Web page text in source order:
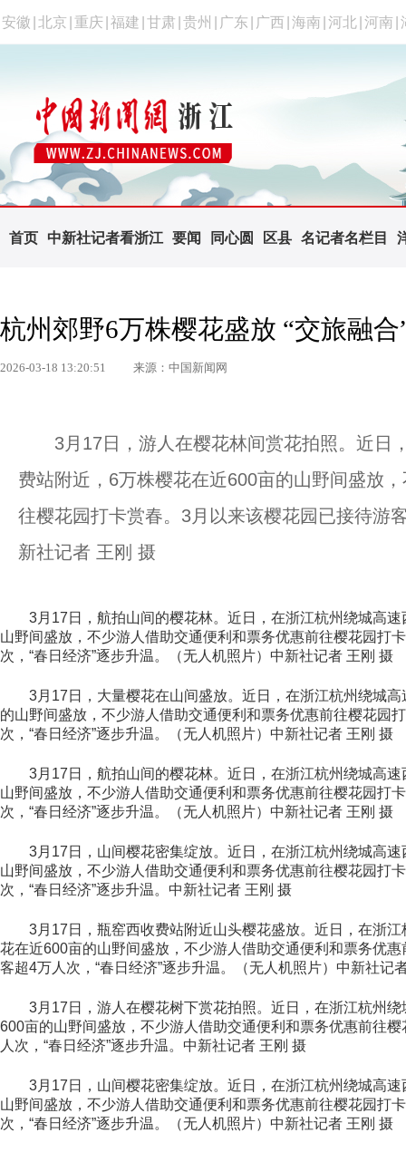
安徽 北京 重庆 福建 甘肃 贵州 广东 广西 海南 河北 河南
首页 中新社记者看浙江 要闻 同心圆 区县 名记者名栏目
杭州郊野6万株樱花盛放 “交旅融合
2026-03-18 13:20:51 来源：中国新闻网
3月17日，游人在樱花林间赏花拍照。近日
费站附近，6万株樱花在近600亩的山野间盛放
往樱花园打卡赏春。3月以来该樱花园已接待游
新社记者 王刚 摄
3月17日，航拍山间的樱花林。近日，在浙江杭州绕城高速
山野间盛放，不少游人借助交通便利和票务优惠前往樱花园打
次，“春日经济”逐步升温。（无人机照片）中新社记者 王刚 摄
3月17日，大量樱花在山间盛放。近日，在浙江杭州绕城高
的山野间盛放，不少游人借助交通便利和票务优惠前往樱花园
次，“春日经济”逐步升温。（无人机照片）中新社记者 王刚 摄
3月17日，航拍山间的樱花林。近日，在浙江杭州绕城高速
山野间盛放，不少游人借助交通便利和票务优惠前往樱花园打
次，“春日经济”逐步升温。（无人机照片）中新社记者 王刚 摄
3月17日，山间樱花密集绽放。近日，在浙江杭州绕城高速
山野间盛放，不少游人借助交通便利和票务优惠前往樱花园打
次，“春日经济”逐步升温。中新社记者 王刚 摄
3月17日，瓶窑西收费站附近山头樱花盛放。近日，在浙江
花在近600亩的山野间盛放，不少游人借助交通便利和票务优
客超4万人次，“春日经济”逐步升温。（无人机照片）中新社记
3月17日，游人在樱花树下赏花拍照。近日，在浙江杭州绕
600亩的山野间盛放，不少游人借助交通便利和票务优惠前往
人次，“春日经济”逐步升温。中新社记者 王刚 摄
3月17日，山间樱花密集绽放。近日，在浙江杭州绕城高速
山野间盛放，不少游人借助交通便利和票务优惠前往樱花园打
次，“春日经济”逐步升温。（无人机照片）中新社记者 王刚 摄